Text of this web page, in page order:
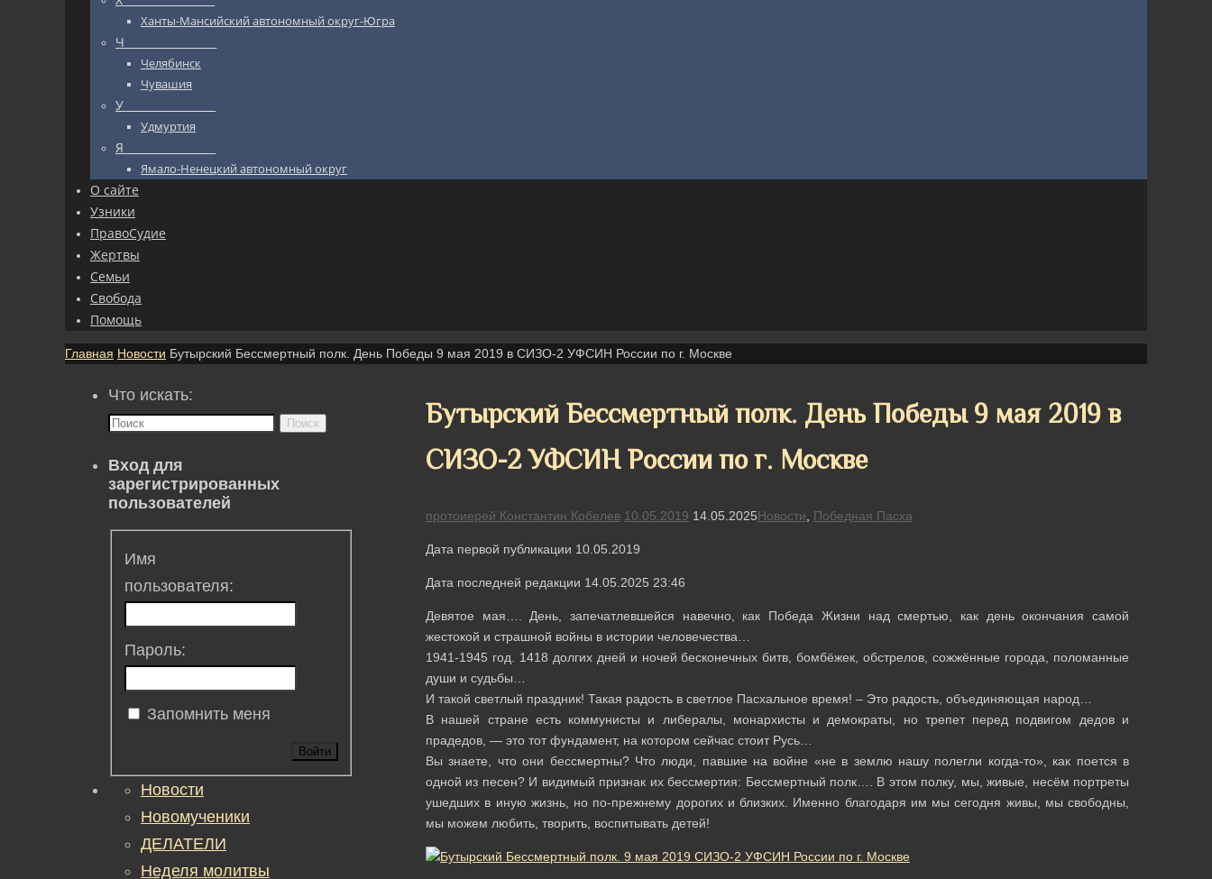
Ханты-Мансийский автономный округ-Югра
Ч_________________
Челябинск
Чувашия
У_________________
Удмуртия
Я_________________
Ямало-Ненецкий автономный округ
О сайте
Узники
ПравоСудие
Жертвы
Семьи
Свобода
Помощь
Главная Новости Бутырский Бессмертный полк. День Победы 9 мая 2019 в СИЗО-2 УФСИН России по г. Москве
Бутырский Бессмертный полк. День Победы 9 мая 2019 в
СИЗО-2 УФСИН России по г. Москве
протоиерей Константин Кобелев 10.05.2019 14.05.2025Новости Победная Пасха
Дата первой публикации 10.05.2019
Дата последней редакции 14.05.2025 23:46
Девятое мая…. День, запечатлевшейся навечно, как Победа Жизни над смертью, как день окончания самой
жестокой и страшной войны в истории человечества…
1941-1945 год. 1418 долгих дней и ночей бесконечных битв, бомбёжек, обстрелов, сожжённые города, поломанные
души и судьбы…
И такой светлый праздник! Такая радость в светлое Пасхальное время! – Это радость, объединяющая народ…
В нашей стране есть коммунисты и либералы, монархисты и демократы, но трепет перед подвигом дедов и
прадедов, — это тот фундамент, на котором сейчас стоит Русь…
Вы знаете, что они бессмертны? Что люди, павшие на войне «не в землю нашу полегли когда-то», как поется в
одной из песен? И видимый признак их бессмертия: Бессмертный полк…. В этом полку, мы, живые, несём портреты
ушедших в иную жизнь, но по-прежнему дорогих и близких. Именно благодаря им мы сегодня живы, мы свободны,
мы можем любить, творить, воспитывать детей!
Что искать:
Поиск
Вход для
зарегистрированных
пользователей
Имя
пользователя:
Пароль:
Запомнить меня
Войти
Новости
Новомученики
ДЕЛАТЕЛИ
Неделя молитвы